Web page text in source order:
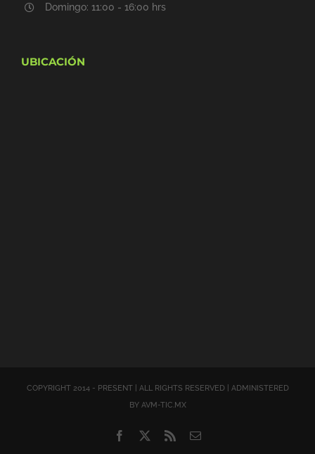
Domingo: 11:00 - 16:00 hrs
UBICACIÓN
COPYRIGHT 2014 - PRESENT | ALL RIGHTS RESERVED | ADMINISTERED
BY AVM-TIC.MX
Facebook Rss
Correo